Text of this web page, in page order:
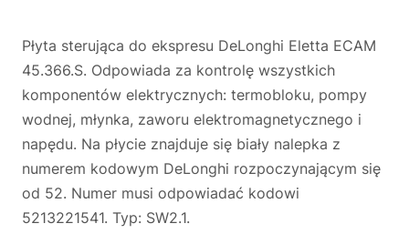
Płyta sterująca do ekspresu DeLonghi Eletta ECAM
45.366.S. Odpowiada za kontrolę wszystkich
komponentów elektrycznych: termobloku, pompy
wodnej, młynka, zaworu elektromagnetycznego i
napędu. Na płycie znajduje się biały nalepka z
numerem kodowym DeLonghi rozpoczynającym się
od 52. Numer musi odpowiadać kodowi
5213221541. Typ: SW2.1.